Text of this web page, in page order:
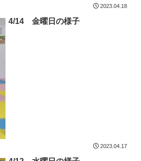
2023.04.18
4/14 金曜日の様子
2023.04.17